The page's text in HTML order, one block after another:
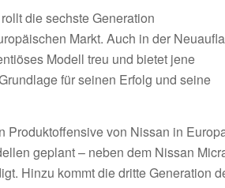
die sechste Generation
Markt. Auch in der
Modell treu und bietet jene
für seinen Erfolg und seine
Produktoffensive von Nissan in
geplant – neben dem Nissan
Hinzu kommt die dritte Generation